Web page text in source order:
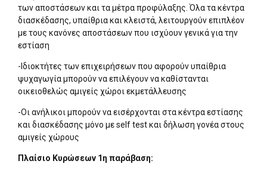
των αποστάσεων και τα μέτρα προφύλαξης. Όλα τα κέντρα
διασκέδασης, υπαίθρια και κλειστά, λειτουργούν επιπλέον
με τους κανόνες αποστάσεων που ισχύουν γενικά για την
εστίαση
-Ιδιοκτήτες των επιχειρήσεων που αφορούν υπαίθρια
ψυχαγωγία μπορούν να επιλέγουν να καθίστανται
οικειοθελώς αμιγείς χώροι εκμετάλλευσης
-Οι ανήλικοι μπορούν να εισέρχονται στα κέντρα εστίασης
και διασκέδασης μόνο με self test και δήλωση γονέα στους
αμιγείς χώρους
Πλαίσιο Κυρώσεων 1η παράβαση: